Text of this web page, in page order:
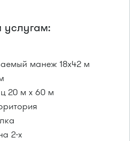
манеж 18х42 м
20 м х 60 м
2-х